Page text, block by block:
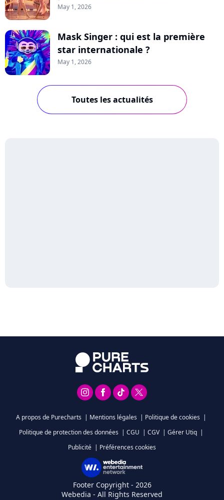
May 1, 2026
Mask Singer : qui est la première
star internationale ?
May 1, 2026
Toutes les actualités
A propos de Purecharts | Mentions légales | Politique de cookies |
Politique de protection des données | CGU | CGV | Gérer Utiq |
Publicité | Préférences cookies
Footer Copyright - 2026
Webedia - All Rights Reserved